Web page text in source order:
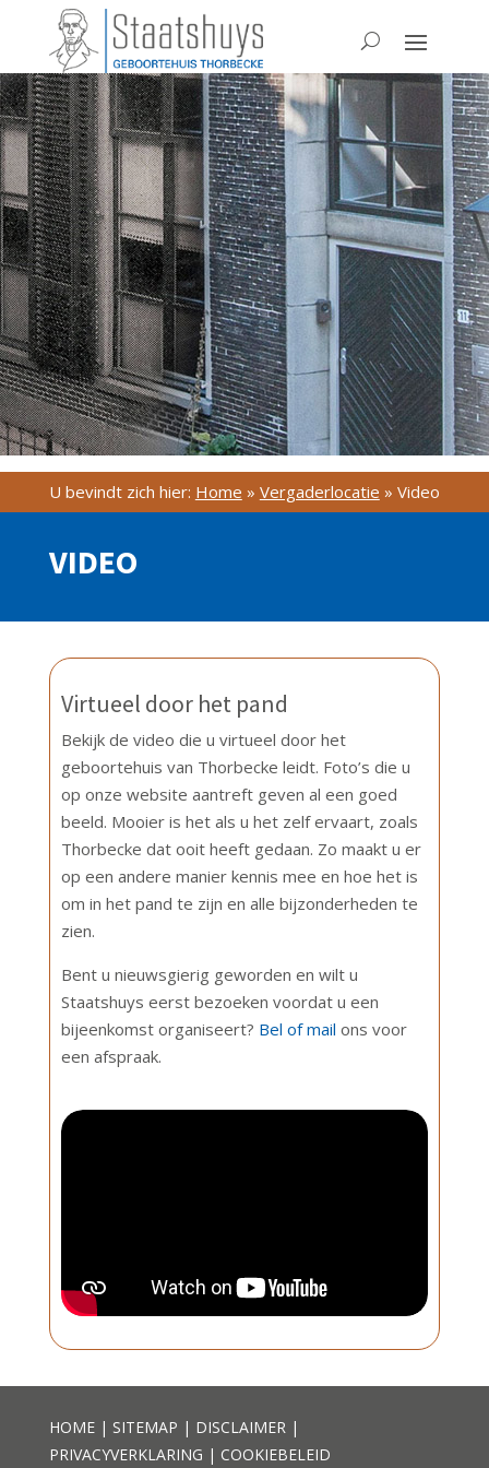
U bevindt zich hier: Home » Vergaderlocatie » Video
VIDEO
Virtueel door het pand
Bekijk de video die u virtueel door het
geboortehuis van Thorbecke leidt. Foto’s die u
op onze website aantreft geven al een goed
beeld. Mooier is het als u het zelf ervaart, zoals
Thorbecke dat ooit heeft gedaan. Zo maakt u er
op een andere manier kennis mee en hoe het is
om in het pand te zijn en alle bijzonderheden te
zien.
Bent u nieuwsgierig geworden en wilt u
Staatshuys eerst bezoeken voordat u een
bijeenkomst organiseert? Bel of mail ons voor
een afspraak.
HOME| SITEMAP | DISCLAIMER|
PRIVACYVERKLARING | COOKIEBELEID